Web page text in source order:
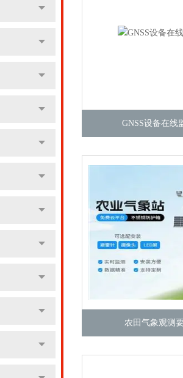
GNSS设备在线
农田气象观测